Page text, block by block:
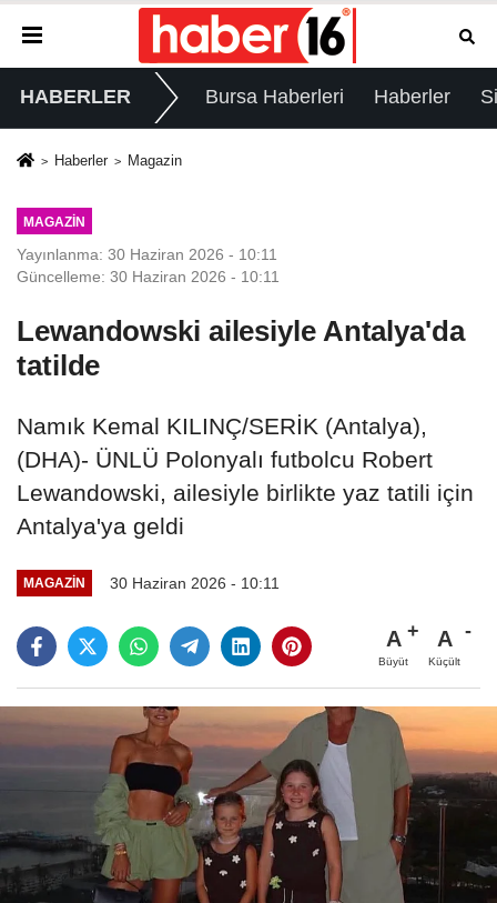
HABERLER Bursa Haberleri Haberler
Haberler Magazin
MAGAZIN
Yayınlanma: 30 Haziran 2026 - 10:11
Güncelleme: 30 Haziran 2026 - 10:11
Lewandowski ailesiyle Antalya'da
tatilde
Namık Kemal KILINÇ/SERİK (Antalya),
(DHA)- ÜNLÜ Polonyalı futbolcu Robert
Lewandowski, ailesiyle birlikte yaz tatili için
Antalya'ya geldi
MAGAZIN 30 Haziran 2026 - 10:11
A
Büyüt
A
Küçült